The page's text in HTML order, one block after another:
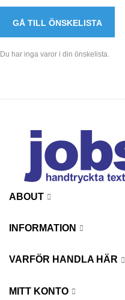
GÅ TILL ÖNSKELISTA
Du har inga varor i din önskelista.
ABOUT
INFORMATION
VARFÖR HANDLA HÄR
MITT KONTO